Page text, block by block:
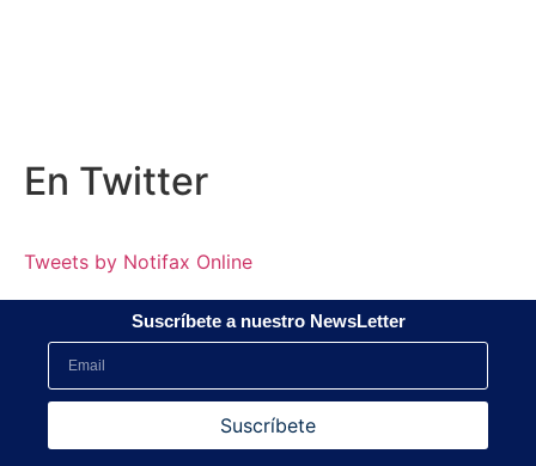
En Twitter
Tweets by Notifax Online
Suscríbete a nuestro NewsLetter
Suscríbete